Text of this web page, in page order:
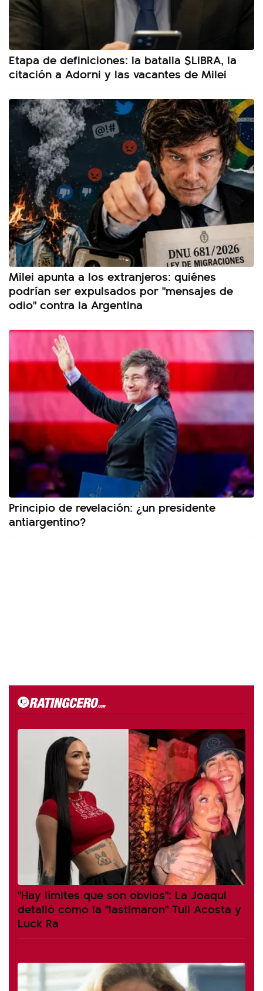
Etapa de definiciones: la batalla $LIBRA, la
citación a Adorni y las vacantes de Milei
Milei apunta a los extranjeros: quiénes
podrían ser expulsados por "mensajes de
odio" contra la Argentina
Principio de revelación: ¿un presidente
antiargentino?
"Hay límites que son obvios": La Joaqui
detalló cómo la "lastimaron" Tuli Acosta y
Luck Ra